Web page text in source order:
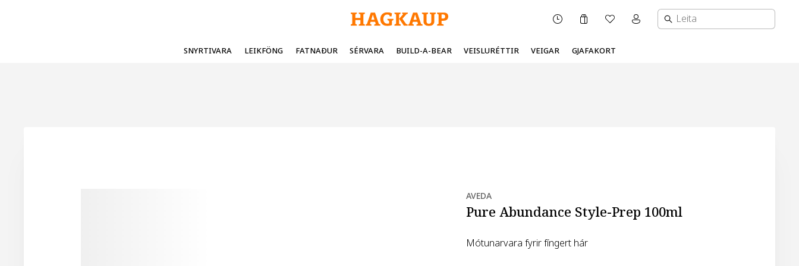
Karfa ÓskalistiMínar síður valmynd
SNYRTIVARA LEIKFÖNG FATNAÐUR SÉRVARA BUILD-A-BEAR VEISLURÉTTIR VEIGAR GJAFAKORT
AVEDA
Pure Abundance Style-Prep 100ml
Mótunarvara fyrir fíngert hár